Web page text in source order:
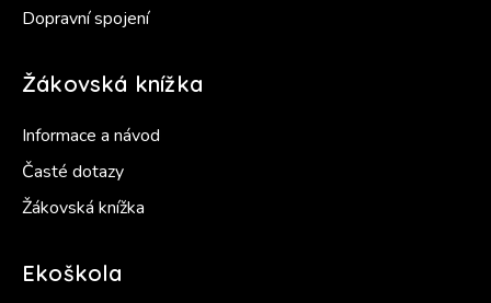
Dopravní spojení
Žákovská knížka
Informace a návod
Časté dotazy
Žákovská knížka
Ekoškola